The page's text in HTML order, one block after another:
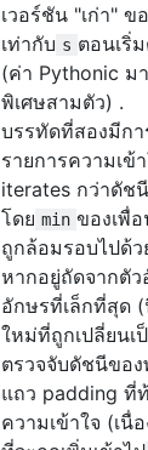
เวอร์ชัน "เก่า" ข
เท่ากับ s ตอนเริ่
(ค่า Pythonic ม
พิเศษสามตัว) .
บรรทัดที่สองมีก
รายการความเข้
iterates กว่าดัช
โดย min ของเพื่
ถูกล้อมรอบไปด้
หากอยู่ถัดจากตั
อักษรที่เล็กที่สุด
ใหม่ที่ถูกเปลี่ยนเ
ตรวจจับดัชนีของ
แถว padding ที่
ความเข้าใจ (เนื่